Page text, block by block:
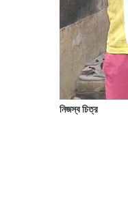
নিজস্ব চিত্র